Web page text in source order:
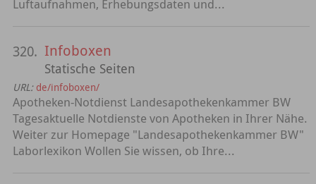
Luftaufnahmen, Erhebungsdaten und...
320. Infoboxen
Statische Seiten
URL: de/infoboxen/
Apotheken-Notdienst Landesapothekenkammer BW
Tagesaktuelle Notdienste von Apotheken in Ihrer Nähe.
Weiter zur Homepage "Landesapothekenkammer BW"
Laborlexikon Wollen Sie wissen, ob Ihre...